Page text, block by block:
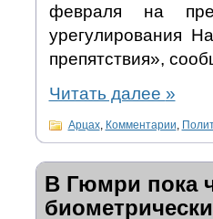
февраля на
урегулирования
препятствия»,
Читать далее »
Арцах, Комментарии
В Гюмри пока